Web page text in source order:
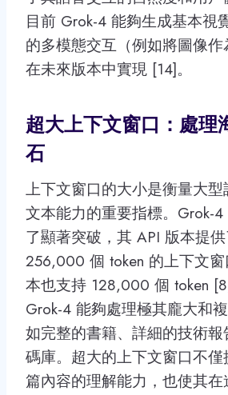
目前 Grok-4 能夠生成基本視
的多模態交互（例如將圖像
在未來版本中實現 [14]。
超大上下文窗口：處理
石
上下文窗口的大小是衡量大
文本能力的重要指標。Grok-
了顯著突破，其 API 版本提
256,000 個 token 的上下文
本也支持 128,000 個 token
Grok-4 能夠處理極其龐大和
如完整的書籍、詳細的技術
碼庫。超大的上下文窗口不
篇內容的理解能力，也使其在